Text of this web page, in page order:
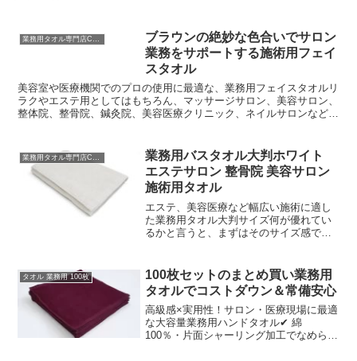
業務用タオル専門店CBC
ブラウンの絶妙な色合いでサロン
業務をサポートする施術用フェイ
スタオル
美容室や医療機関でのプロの使用に最適な、業務用フェイスタオルリ
ラクやエステ用としてはもちろん、マッサージサロン、美容サロン、
整体院、整骨院、鍼灸院、美容医療クリニック、ネイルサロンなど、
業務用タオル専門店CBC
業務用バスタオル大判ホワイト
エステサロン 整骨院 美容サロン
施術用タオル
エステ、美容医療など幅広い施術に適し
た業務用タオル大判サイズ何が優れてい
るかと言うと、まずはそのサイズ感で
し、しっかりと包み込むことができま
す。施術時や入浴後のリラックス...
タオル 業務用 100枚
100枚セットのまとめ買い業務用
タオルでコストダウン＆常備安心
高級感×実用性！サロン・医療現場に最適
な大容量業務用ハンドタオル✔ 綿
100％・片面シャーリング加工でなめらか